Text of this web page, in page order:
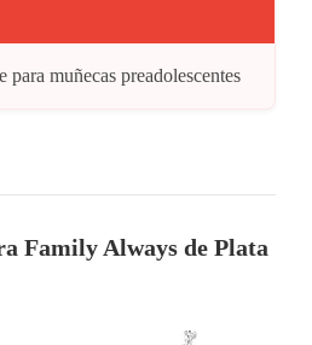
para muñecas preadolescentes
Family Always de Plata